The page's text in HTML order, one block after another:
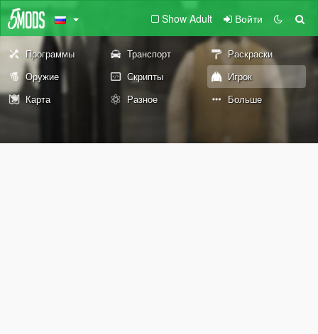
Show Adult Войти
Программы Транспорт
Раскраски
Оружие
Скрипты
Игрок
Карта
Разное Больше